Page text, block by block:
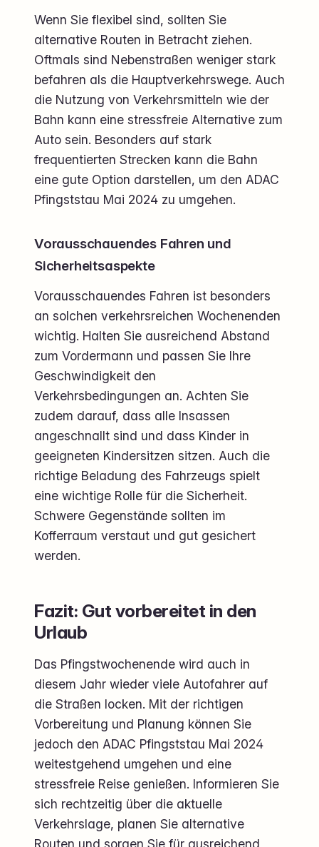
Wenn Sie flexibel sind, sollten Sie
alternative Routen in Betracht ziehen.
Oftmals sind Nebenstraßen weniger stark
befahren als die Hauptverkehrswege. Auch
die Nutzung von Verkehrsmitteln wie der
Bahn kann eine stressfreie Alternative zum
Auto sein. Besonders auf stark
frequentierten Strecken kann die Bahn
eine gute Option darstellen, um den ADAC
Pfingststau Mai 2024 zu umgehen.
Vorausschauendes Fahren und
Sicherheitsaspekte
Vorausschauendes Fahren ist besonders
an solchen verkehrsreichen Wochenenden
wichtig. Halten Sie ausreichend Abstand
zum Vordermann und passen Sie Ihre
Geschwindigkeit den
Verkehrsbedingungen an. Achten Sie
zudem darauf, dass alle Insassen
angeschnallt sind und dass Kinder in
geeigneten Kindersitzen sitzen. Auch die
richtige Beladung des Fahrzeugs spielt
eine wichtige Rolle für die Sicherheit.
Schwere Gegenstände sollten im
Kofferraum verstaut und gut gesichert
werden.
Fazit: Gut vorbereitet in den
Urlaub
Das Pfingstwochenende wird auch in
diesem Jahr wieder viele Autofahrer auf
die Straßen locken. Mit der richtigen
Vorbereitung und Planung können Sie
jedoch den ADAC Pfingststau Mai 2024
weitestgehend umgehen und eine
stressfreie Reise genießen. Informieren Sie
sich rechtzeitig über die aktuelle
Verkehrslage, planen Sie alternative
Routen und sorgen Sie für ausreichend